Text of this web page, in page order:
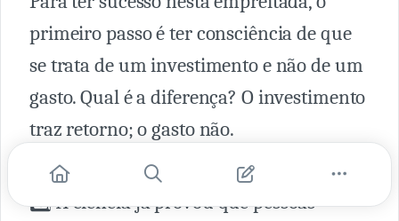
primeiro passo é ter consciência de que
se trata de um investimento e não de um
gasto. Qual é a diferença? O investimento
traz retorno; o gasto não.
1️⃣ A ciência já provou que pessoas